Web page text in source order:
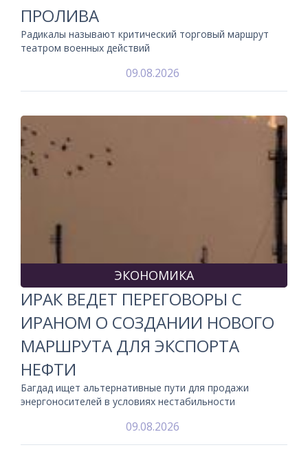
ПРОЛИВА
Радикалы называют критический торговый маршрут
театром военных действий
09.08.2026
ЭКОНОМИКА
ИРАК ВЕДЕТ ПЕРЕГОВОРЫ С
ИРАНОМ О СОЗДАНИИ НОВОГО
МАРШРУТА ДЛЯ ЭКСПОРТА
НЕФТИ
Багдад ищет альтернативные пути для продажи
энергоносителей в условиях нестабильности
09.08.2026